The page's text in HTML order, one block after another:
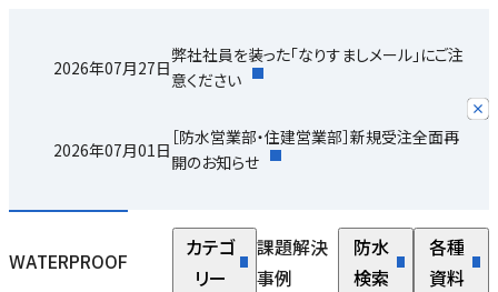
2026年07月27日
弊社社員を装った「なりすましメール」にご注
意ください
2026年07月01日
［防水営業部・住建営業部］新規受注全面再
開のお知らせ
WATERPROOF
カテゴ
リー
課題解決
事例
防水
検索
各種
資料